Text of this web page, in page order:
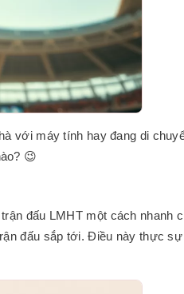
với máy tính hay đang di
😉
đấu LMHT một cách nhanh
đấu sắp tới. Điều này thực